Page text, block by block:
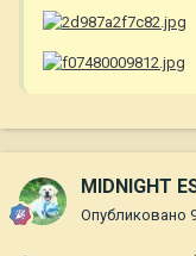
MIDNIGHT
Опубликовано